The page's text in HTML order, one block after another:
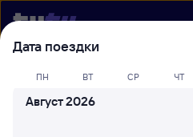
Выберите день,
билеты Пантынг —
Дата поездки
ПН ВТ СР ЧТ
Август 2026